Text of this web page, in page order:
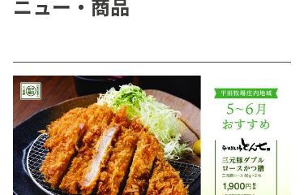
ニュー・商品